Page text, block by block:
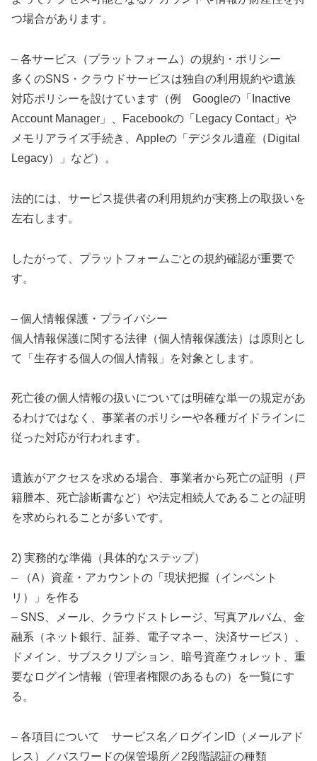
つ場合があります。
– 各サービス（プラットフォーム）の規約・ポリシー
多くのSNS・クラウドサービスは独自の利用規約や遺族
対応ポリシーを設けています（例 Googleの「Inactive
Account Manager」、Facebookの「Legacy Contact」や
メモリアライズ手続き、Appleの「デジタル遺産（Digital
Legacy）」など）。
法的には、サービス提供者の利用規約が実務上の取扱いを
左右します。
したがって、プラットフォームごとの規約確認が重要で
す。
– 個人情報保護・プライバシー
個人情報保護に関する法律（個人情報保護法）は原則とし
て「生存する個人の個人情報」を対象とします。
死亡後の個人情報の扱いについては明確な単一の規定があ
るわけではなく、事業者のポリシーや各種ガイドラインに
従った対応が行われます。
遺族がアクセスを求める場合、事業者から死亡の証明（戸
籍謄本、死亡診断書など）や法定相続人であることの証明
を求められることが多いです。
2) 実務的な準備（具体的なステップ）
– （A）資産・アカウントの「現状把握（インベント
リ）」を作る
– SNS、メール、クラウドストレージ、写真アルバム、金
融系（ネット銀行、証券、電子マネー、決済サービス）、
ドメイン、サブスクリプション、暗号資産ウォレット、重
要なログイン情報（管理者権限のあるもの）を一覧にす
る。
– 各項目について サービス名／ログインID（メールアド
レス）／パスワードの保管場所／2段階認証の種類